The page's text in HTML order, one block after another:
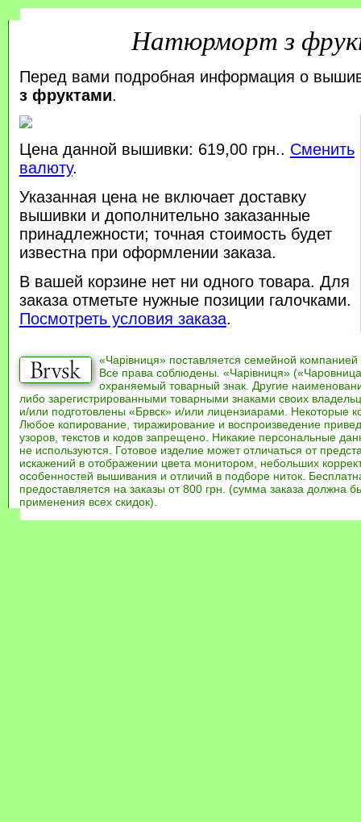
Натюрморт з
Перед вами подробная информация о
з фруктами.
Цена данной вышивки: 619,00 грн.. Сменить
валюту.
Указанная цена не включает доставку
вышивки и дополнительно заказанные
принадлежности; точная стоимость будет
известна при оформлении заказа.
В вашей корзине нет ни одного товара. Для
заказа отметьте нужные позиции галочками.
Посмотреть условия заказа.
«Чарівниця» поставляется семейной компанией
Все права соблюдены. «Чарівниця»
охраняемый товарный знак. Другие
либо зарегистрированными товарными знаками своих
и/или подготовлены «Брвск» и/или лицензиарами. Некоторые
Любое копирование, тиражирование и воспроизведение
узоров, текстов и кодов запрещено. Никакие персональные
не используются. Готовое изделие может отличаться от
искажений в отображении цвета монитором, небольших
особенностей вышивания и отличий в подборе ниток.
предоставляется на заказы от 800 грн. (сумма заказа должна
применения всех скидок).